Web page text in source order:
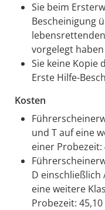
Sie beim
Bescheinigung
vorgelegt
Sie keine Kopie
Erste Hilfe-
Kosten
und T auf eine
einer Probezeit:
D
eine weitere
Probezeit: 45,10